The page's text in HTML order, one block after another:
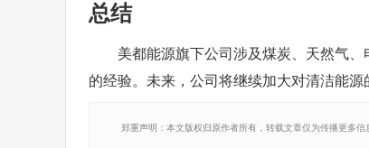
总结
美都能源旗下公司涉及煤炭、天然气
的经验。未来，公司将继续加大对清洁能
郑重声明：本文版权归原作者所有，转载文章仅为传播更多